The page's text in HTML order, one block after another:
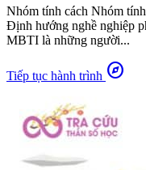
Nhóm tính cách Nhóm
Định hướng nghề nghiệp
MBTI là những người...
Tiếp tục hành trình explore